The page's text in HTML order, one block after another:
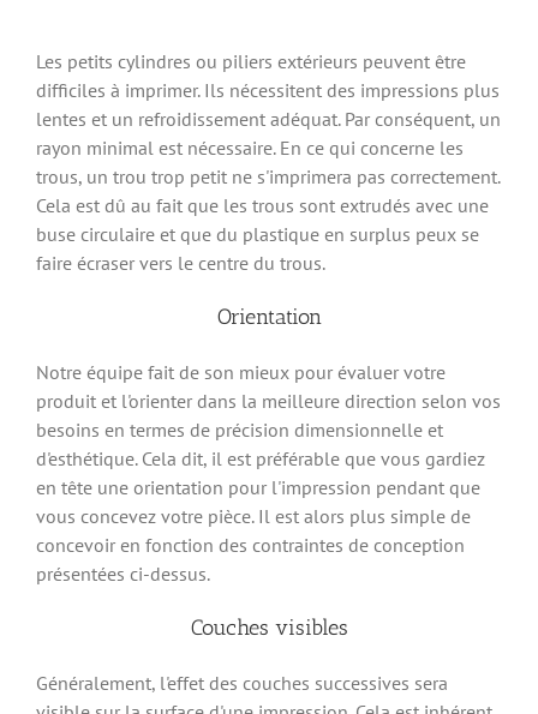
Les petits cylindres ou piliers extérieurs peuvent être
difficiles à imprimer. Ils nécessitent des impressions plus
lentes et un refroidissement adéquat. Par conséquent, un
rayon minimal est nécessaire. En ce qui concerne les
trous, un trou trop petit ne s'imprimera pas correctement.
Cela est dû au fait que les trous sont extrudés avec une
buse circulaire et que du plastique en surplus peux se
faire écraser vers le centre du trous.
Orientation
Notre équipe fait de son mieux pour évaluer votre
produit et l'orienter dans la meilleure direction selon vos
besoins en termes de précision dimensionnelle et
d'esthétique. Cela dit, il est préférable que vous gardiez
en tête une orientation pour l'impression pendant que
vous concevez votre pièce. Il est alors plus simple de
concevoir en fonction des contraintes de conception
présentées ci-dessus.
Couches visibles
Généralement, l'effet des couches successives sera